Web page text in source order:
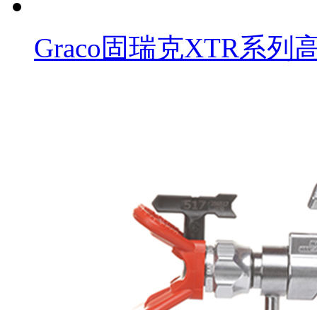
Graco固瑞克XTR系列